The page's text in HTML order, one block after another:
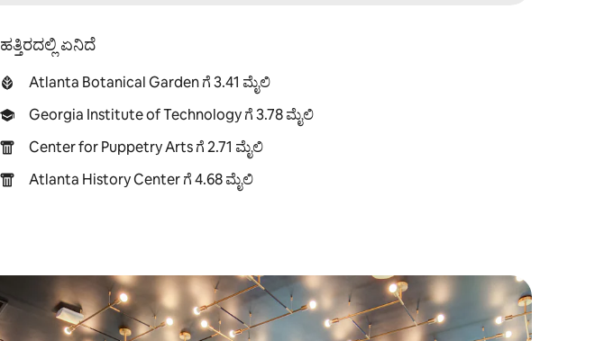
ಹತ್ತಿರದಲ್ಲಿ ಏನಿದೆ
Atlanta Botanical Garden ಗೆ 3.41 ಮೈಲಿ
Georgia Institute of Technology ಗೆ 3.78 ಮೈಲಿ
Center for Puppetry Arts ಗೆ 2.71 ಮೈಲಿ
Atlanta History Center ಗೆ 4.68 ಮೈಲಿ